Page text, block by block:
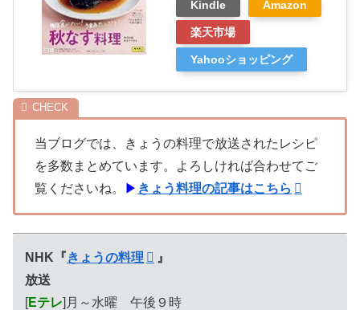
Kindle Amazon
楽天市場
Yahooショッピング
当ブログでは、きょうの料理で放送されたレシピ
を多数まとめています。よろしければ合わせてご
覧くださいね。
▶ きょう料理の記事はこちら
NHK『きょうの料理
』
放送
[Eテレ]月～水曜 午後９時